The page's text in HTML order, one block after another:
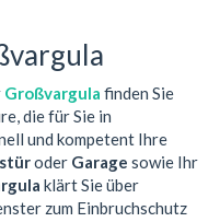
Großvargula finden Sie
die für Sie in
und kompetent Ihre
oder Garage sowie Ihr
klärt Sie über
zum Einbruchschutz